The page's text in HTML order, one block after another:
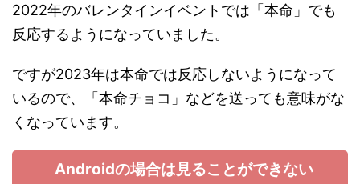
2022年のバレンタインイベントでは「本命」でも
反応するようになっていました。
ですが2023年は本命では反応しないようになって
いるので、「本命チョコ」などを送っても意味がな
くなっています。
Androidの場合は見ることができない